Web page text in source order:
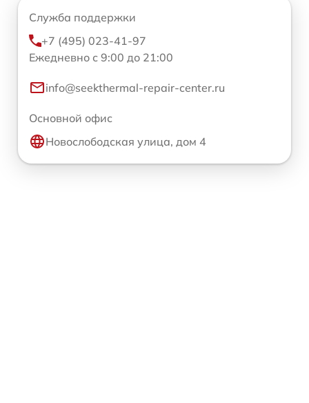
Служба поддержки
+7 (495) 023-41-97
Ежедневно с 9:00 до 21:00
info@seekthermal-repair-center.ru
Основной офис
Новослободская улица, дом 4